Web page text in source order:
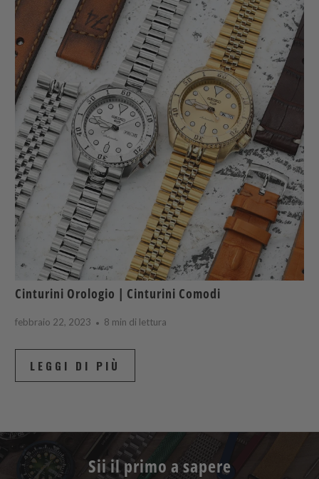
Cinturini Orologio | Cinturini Comodi
febbraio 22, 2023 8 min di lettura
LEGGI DI PIÙ
Sii il primo a sapere